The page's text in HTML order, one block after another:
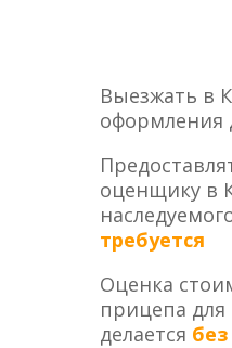
Выезжать в
оформления
оценщику в
требуется
Оценка
прицепа для
делается